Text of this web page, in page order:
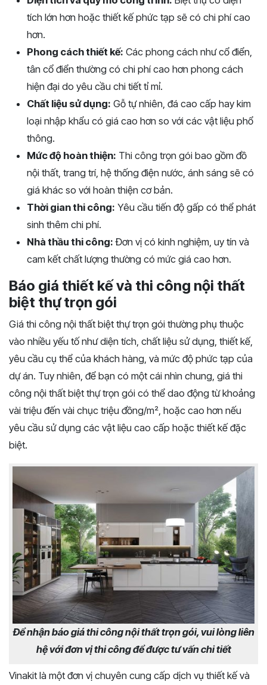
tích lớn hơn hoặc thiết kế phức tạp sẽ có chi phí cao
hơn.
Phong cách thiết kế: Các phong cách như cổ điển,
tân cổ điển thường có chi phí cao hơn phong cách
hiện đại do yêu cầu chi tiết tỉ mỉ.
Chất liệu sử dụng: Gỗ tự nhiên, đá cao cấp hay kim
loại nhập khẩu có giá cao hơn so với các vật liệu phổ
thông.
Mức độ hoàn thiện: Thi công trọn gói bao gồm đồ
nội thất, trang trí, hệ thống điện nước, ánh sáng sẽ có
giá khác so với hoàn thiện cơ bản.
Thời gian thi công: Yêu cầu tiến độ gấp có thể phát
sinh thêm chi phí.
Nhà thầu thi công: Đơn vị có kinh nghiệm, uy tín và
cam kết chất lượng thường có mức giá cao hơn.
Báo giá thiết kế và thi công nội thất
biệt thự trọn gói
Giá thi công nội thất biệt thự trọn gói thường phụ thuộc
vào nhiều yếu tố như diện tích, chất liệu sử dụng, thiết kế,
yêu cầu cụ thể của khách hàng, và mức độ phức tạp của
dự án. Tuy nhiên, để bạn có một cái nhìn chung, giá thi
công nội thất biệt thự trọn gói có thể dao động từ khoảng
vài triệu đến vài chục triệu đồng/m², hoặc cao hơn nếu
yêu cầu sử dụng các vật liệu cao cấp hoặc thiết kế đặc
biệt.
Để nhận báo giá thi công nội thất trọn gói, vui lòng liên
hệ với đơn vị thi công để được tư vấn chi tiết
Vinakit là một đơn vị chuyên cung cấp dịch vụ thiết kế và